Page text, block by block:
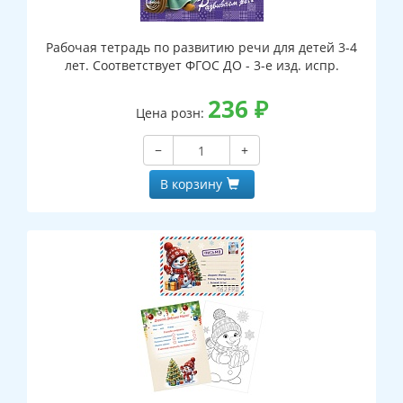
Рабочая тетрадь по развитию речи для детей 3-4
лет. Соответствует ФГОС ДО - 3-е изд. испр.
Цена розн: 236 ₽
−
+
В корзину